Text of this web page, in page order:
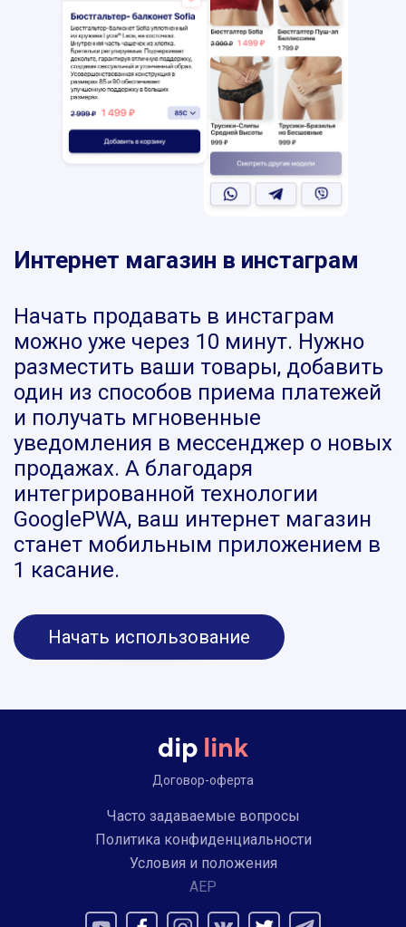
Интернет магазин в инстаграм
Начать продавать в инстаграм
можно уже через 10 минут. Нужно
разместить ваши товары, добавить
один из способов приема платежей
и получать мгновенные
уведомления в мессенджер о новых
продажах. А благодаря
интегрированной технологии
GooglePWA, ваш интернет магазин
станет мобильным приложением в
1 касание.
Начать использование
Договор-оферта
Часто задаваемые вопросы
Политика конфиденциальности
Условия и положения
AEP